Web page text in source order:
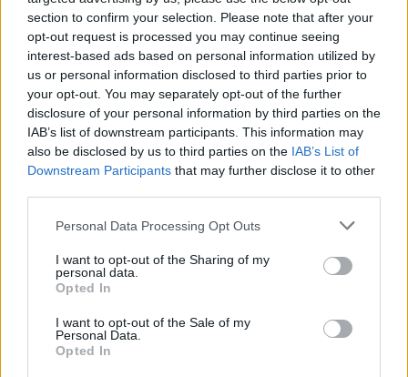
section to confirm your selection. Please note that after your
opt-out request is processed you may continue seeing
interest-based ads based on personal information utilized by
us or personal information disclosed to third parties prior to
your opt-out. You may separately opt-out of the further
disclosure of your personal information by third parties on the
IAB’s list of downstream participants. This information may
also be disclosed by us to third parties on the IAB’s List of
Downstream Participants that may further disclose it to other
Please note that this website/app uses one or more Google
not limited to your visit or usage behaviour. You may click to
grant or deny consent to Google and its third-party tags to
use your data for below specified purposes in below Google
consent section.
Personal Data Processing Opt Outs
I want to opt-out of the Sharing of my
personal data.
Opted In
I want to opt-out of the Sale of my
Personal Data.
Opted In